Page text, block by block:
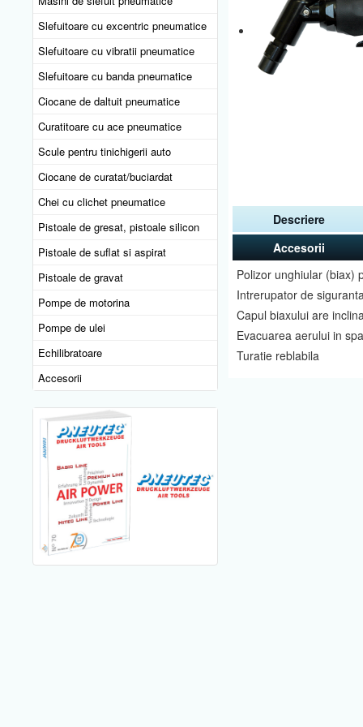
Slefuitoare cu excentric pneumatice
Slefuitoare cu vibratii pneumatice
Slefuitoare cu banda pneumatice
Ciocane de daltuit pneumatice
Curatitoare cu ace pneumatice
Scule pentru tinichigerii auto
Ciocane de curatat/buciardat
Chei cu clichet pneumatice
Pistoale de gresat, pistoale silicon
Pistoale de suflat si aspirat
Pistoale de gravat
Pompe de motorina
Pompe de ulei
Echilibratoare
Accesorii
Descriere
Polizor unghiular (biax)
Intrerupator de
Capul biaxului are
Evacuarea aerului in
Turatie reblabila
Accesorii